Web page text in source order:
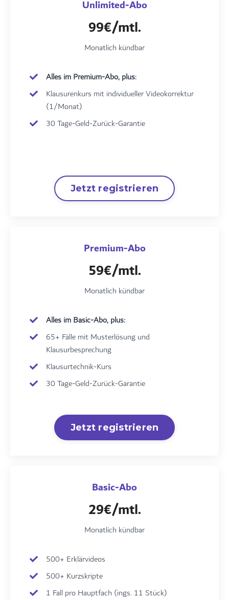
Unlimited-Abo
99€/mtl.
Monatlich kündbar
Alles im Premium-Abo, plus:
Klausurenkurs mit individueller Videokorrektur
(1/Monat)
30 Tage-Geld-Zurück-Garantie
Jetzt registrieren
Premium-Abo
59€/mtl.
Monatlich kündbar
Alles im Basic-Abo, plus:
65+ Fälle mit Musterlösung und
Klausurbesprechung
Klausurtechnik-Kurs
30 Tage-Geld-Zurück-Garantie
Jetzt registrieren
Basic-Abo
29€/mtl.
Monatlich kündbar
500+ Erklärvideos
500+ Kurzskripte
1 Fall pro Hauptfach (ings. 11 Stück)